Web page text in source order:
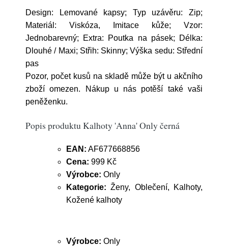
Design: Lemované kapsy; Typ uzávěru: Zip;
Materiál: Viskóza, Imitace kůže; Vzor:
Jednobarevný; Extra: Poutka na pásek; Délka:
Dlouhé / Maxi; Střih: Skinny; Výška sedu: Střední
pas
Pozor, počet kusů na skladě může být u akčního
zboží omezen. Nákup u nás potěší také vaši
peněženku.
Popis produktu Kalhoty 'Anna' Only černá
EAN: AF677668856
Cena: 999 Kč
Výrobce: Only
Kategorie: Ženy, Oblečení, Kalhoty,
Kožené kalhoty
Výrobce: Only